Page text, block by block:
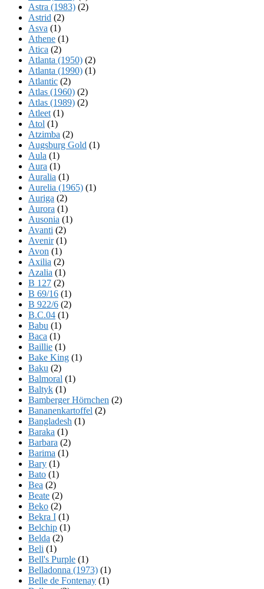
Astra (1983) (2)
Astrid (2)
Asva (1)
Athene (1)
Atica (2)
Atlanta (1950) (2)
Atlanta (1990) (1)
Atlantic (2)
Atlas (1960) (2)
Atlas (1989) (2)
Atleet (1)
Atol (1)
Atzimba (2)
Augsburg Gold (1)
Aula (1)
Aura (1)
Auralia (1)
Aurelia (1965) (1)
Auriga (2)
Aurora (1)
Ausonia (1)
Avanti (2)
Avenir(1)
Avon (1)
Axilia (2)
Azalia (1)
B 127 (2)
B 69/16 (1)
B 922/6 (2)
B.C.04 (1)
Babu (1)
Baca (1)
Baillie (1)
Bake King (1)
Baku (2)
Balmoral (1)
Baltyk (1)
Bamberger Hörnchen (2)
Bananenkartoffel (2)
Bangladesh (1)
Baraka (1)
Barbara (2)
Barima (1)
Bary (1)
Bato (1)
Bea (2)
Beate (2)
Beko (2)
Bekra I (1)
Belchip (1)
Belda (2)
Beli (1)
Bell's Purple (1)
Belladonna (1973) (1)
Belle de Fontenay (1)